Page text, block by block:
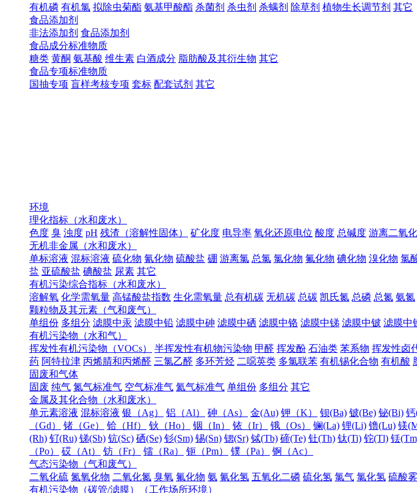
有机磷 有机氯 拟除虫菊酯 氨基甲酸酯 杀菌剂 杀虫剂 杀螨剂 除草剂 植物生长调节剂 其它
食品添加剂
非法添加剂 食品添加剂
食品成分标准物质
糖类 黄酮 氨基酸 维生素 白酒成分 脂肪酸及其衍生物 其它
食品专项标准物质
国抽专项 盲样考核专项 套标 配套试剂 其它
环境
理化指标（水和废水）
色度 臭 浊度 pH 残渣（溶解性固体） 矿化度 电导率 氧化还原电位 酸度 总碱度 游离二氧
无机非金属（水和废水）
单标溶液 混标溶液 硫化物 氰化物 硫酸盐 硼 游离氯 总氯 氯化物 氟化物 碘化物 溴化物 氯
盐 亚硫酸盐 碘酸盐 尿素 其它
有机污染综合指标（水和废水）
溶解氧 化学需氧量 高锰酸盐指数 生化需氧量 总有机碳 无机碳 总碳 凯氏氮 总磷 总氮 氨氮
颗粒物及其元素（气和废气）
单组份 多组分 滤膜中汞 滤膜中铅 滤膜中砷 滤膜中硒 滤膜中铬 滤膜中锑 滤膜中铍 滤膜中
有机污染物（水和气）
挥发性有机污染物（VOCs）
半挥发性有机物污染物 甲醛 挥发酚 石油类 苯系物 挥发性卤
药 阿特拉津 丙烯腈和丙烯醛 三氯乙醛 多环芳烃 二噁英类 多氯联苯 有机锡化合物 有机酸
固废和气体
固废 纯气 氮气标准气 空气标准气 氦气标准气 单组份 多组分 其它
金属及其化合物（水和废水）
单元素溶液 混标溶液 银（Ag） 铝（Al） 砷（As） 金(Au) 钾（K） 钡(Ba) 铍(Be) 铋(Bi) 钙
（Gd）
锗（Ge） 铪（Hf） 钬（Ho） 铟（In） 铱（Ir） 锇（Os） 镧(La) 锂(Li) 镥(Lu) 镁
(Rh) 钌(Ru) 锑(Sb) 钪(Sc) 硒(Se) 钐(Sm) 锡(Sn) 锶(Sr) 铽(Tb) 碲(Te) 钍(Th) 钛(Ti) 铊(Tl) 铥
（Po）
砹（At） 钫（Fr） 镭（Ra） 钷（Pm） 镤（Pa）
锕（Ac）
气态污染物（气和废气）
二氧化硫 氮氧化物 二氧化氮 臭氧 氟化物 氨 氰化氢 五氧化二磷 硫化氢 氯气 氯化氢 硫酸雾
有机污染物（碳管/滤膜）（工作场所环境）